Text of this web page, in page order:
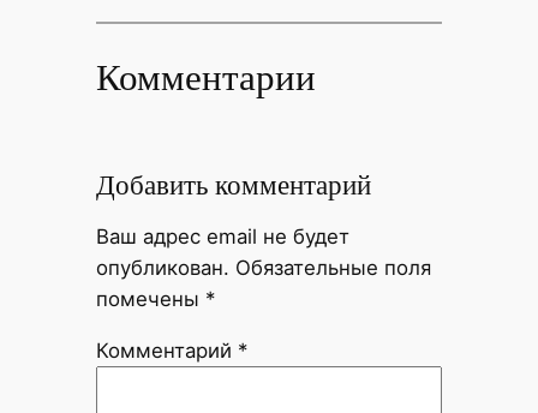
Комментарии
Добавить комментарий
Ваш адрес email не будет
опубликован. Обязательные поля
помечены *
Комментарий *